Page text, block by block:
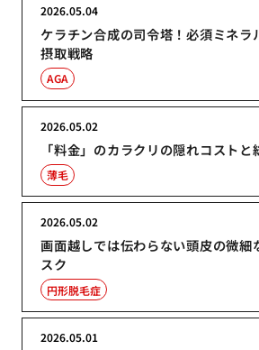
ケラチン合成の司令塔！必須ミネラ
摂取戦略
2026.05.04
AGA
「料金」のカラクリの隠れコスト
2026.05.02
薄毛
画面越しでは伝わらない頭皮の微細
スク
2026.05.02
円形脱毛症
2026.05.01